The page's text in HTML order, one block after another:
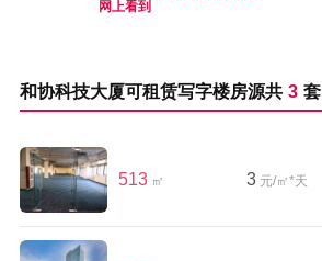
网上看到
和协科技大厦可租赁写字楼房源共 3 套
513 ㎡ 3 元/㎡*天